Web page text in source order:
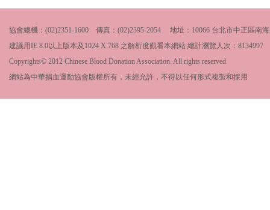
協會總機：(02)2351-1600 傳真：(02)2395-2054 地址：10066 台北市中正區南
建議用IE 8.0以上版本及1024 X 768 之解析度觀看本網站 總計瀏覽人次： 8134997
Copyrights© 2012 Chinese Blood Donation Association. All rights reserved
網站為中華捐血運動協會版權所有，未經允許，不得以任何形式複製和採用